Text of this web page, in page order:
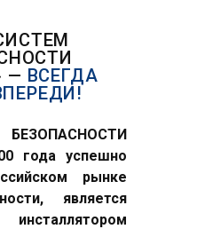
— ВСЕГДА
года успешно
рынке
является